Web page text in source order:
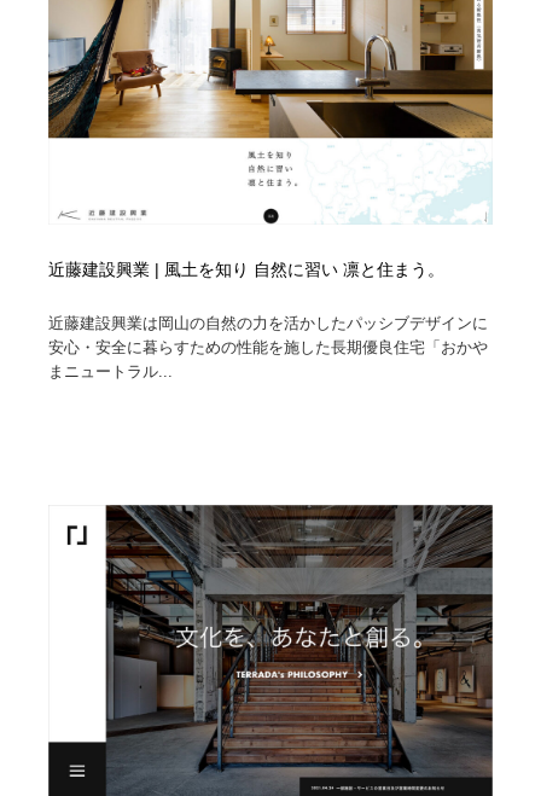
近藤建設興業 | 風土を知り 自然に習い 凛と住まう。
近藤建設興業は岡山の自然の力を活かしたパッシブデザインに
安心・安全に暮らすための性能を施した長期優良住宅「おかや
まニュートラル...